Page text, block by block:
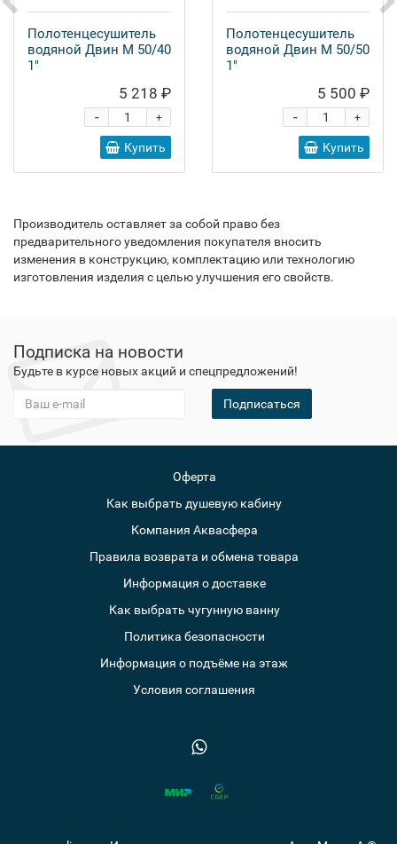
Полотенцесушитель
водяной Двин M 50/40
1"
5 218 ₽
+
-
Купить
Полотенцесушитель
водяной Двин M 50/50
1"
5 500 ₽
+
-
Купить
Производитель оставляет за собой право без
предварительного уведомления покупателя вносить
изменения в конструкцию, комплектацию или технологию
изготовления изделия с целью улучшения его свойств.
Подписка на новости
Будьте в курсе новых акций и спецпредложений!
Подписаться
Оферта
Как выбрать душевую кабину
Компания Аквасфера
Правила возврата и обмена товара
Информация о доставке
Как выбрать чугунную ванну
Политика безопасности
Информация о подъёме на этаж
Условия соглашения